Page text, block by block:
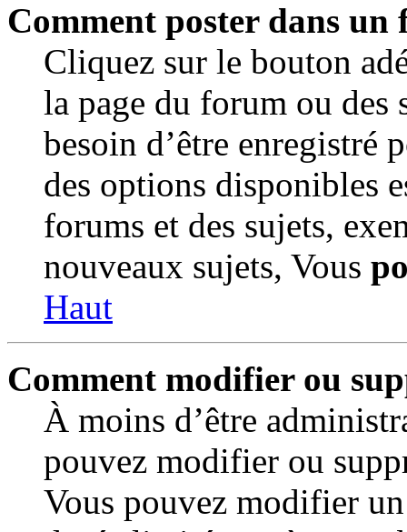
Comment poster dans un
Cliquez sur le bouton
la page du forum ou des
besoin d’être enregistré
des options disponibles
forums et des sujets,
nouveaux sujets, Vous
Haut
Comment modifier ou
À moins d’être
pouvez modifier ou
Vous pouvez modifier